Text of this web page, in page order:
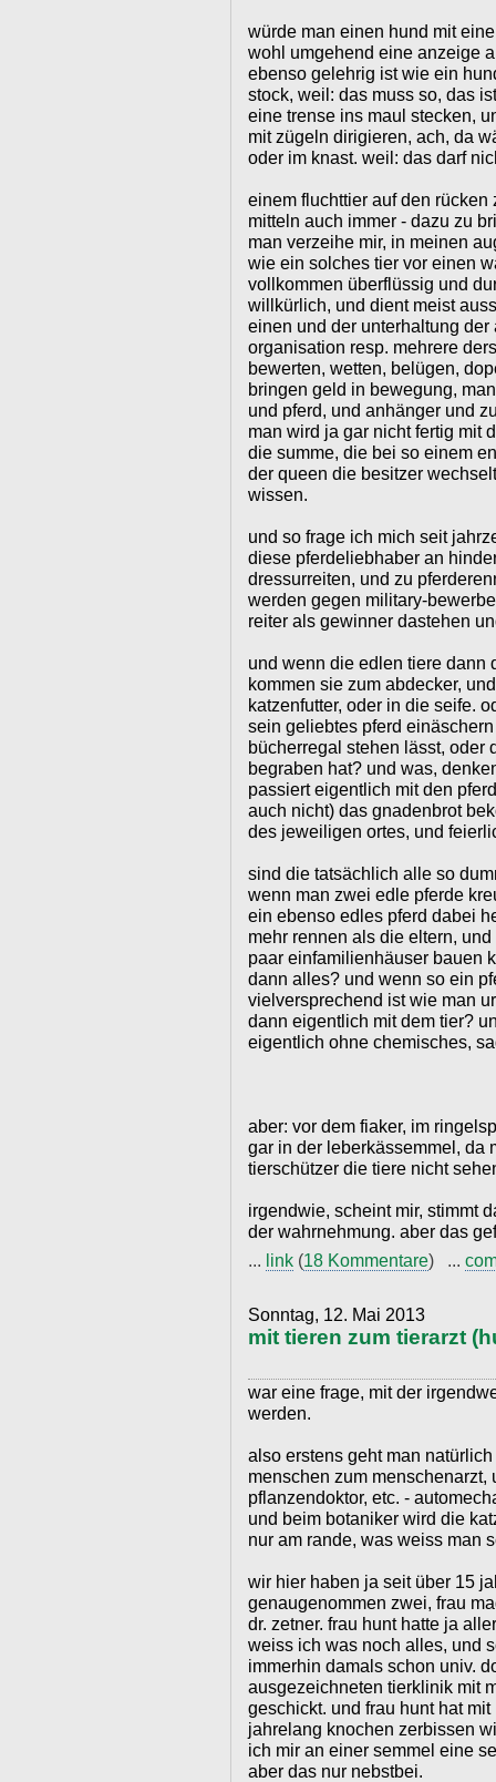
würde man einen hund mit
wohl umgehend eine anzeige
ebenso gelehrig ist wie ein
stock, weil: das muss so, das
eine trense ins maul stecken,
mit zügeln dirigieren, ach, da
oder im knast. weil: das darf
einem fluchttier auf den
mitteln auch immer - dazu zu
man verzeihe mir, in meinen
wie ein solches tier vor einen
vollkommen überflüssig und
willkürlich, und dient meist
einen und der unterhaltung
organisation resp. mehrere
bewerten, wetten, belügen,
bringen geld in bewegung,
und pferd, und anhänger und
man wird ja gar nicht fertig mit
die summe, die bei so einem
der queen die besitzer
wissen.
und so frage ich mich seit
diese pferdeliebhaber an
dressurreiten, und zu
werden gegen military-
reiter als gewinner dastehen
und wenn die edlen tiere dann
kommen sie zum abdecker,
katzenfutter, oder in die seife.
sein geliebtes pferd
bücherregal stehen lässt, oder
begraben hat? und was,
passiert eigentlich mit den
auch nicht) das gnadenbrot
des jeweiligen ortes, und
sind die tatsächlich alle so
wenn man zwei edle pferde
ein ebenso edles pferd dabei
mehr rennen als die eltern,
paar einfamilienhäuser bauen
dann alles? und wenn so ein
vielversprechend ist wie man
dann eigentlich mit dem tier?
eigentlich ohne chemisches,
aber: vor dem fiaker, im
gar in der leberkässemmel, da
tierschützer die tiere nicht
irgendwie, scheint mir, stimmt
der wahrnehmung. aber das
... link (18 Kommentare) ...
Sonntag, 12. Mai 2013
mit tieren zum tierarzt
war eine frage, mit der
werden.
also erstens geht man
menschen zum menschenarzt,
pflanzendoktor, etc. -
und beim botaniker wird die
nur am rande, was weiss man
wir hier haben ja seit über 15
genaugenommen zwei, frau
dr. zetner. frau hunt hatte ja
weiss ich was noch alles, und
immerhin damals schon univ.
ausgezeichneten tierklinik mit
geschickt. und frau hunt hat
jahrelang knochen zerbissen
ich mir an einer semmel eine
aber das nur nebstbei.